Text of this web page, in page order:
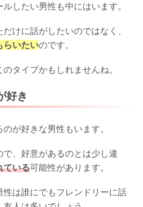
したい男性も中にはいます。
けに話がしたいのではなく、
らいたいのです。
タイプかもしれませんね。
好き
が好きな男性もいます。
、好意があるのとは少し違
ている可能性があります。
は誰にでもフレンドリーに話